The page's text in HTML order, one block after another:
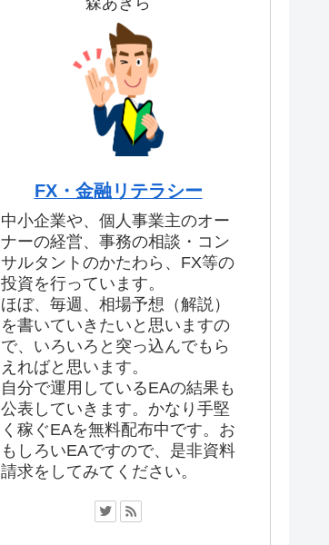
FX・金融リテラシー
中小企業や、個人事業主のオー
ナーの経営、事務の相談・コン
サルタントのかたわら、FX等の
投資を行っています。
ほぼ、毎週、相場予想（解説）
を書いていきたいと思いますの
で、いろいろと突っ込んでもら
えればと思います。
自分で運用しているEAの結果も
公表していきます。かなり手堅
く稼ぐEAを無料配布中です。お
もしろいEAですので、是非資料
請求をしてみてください。